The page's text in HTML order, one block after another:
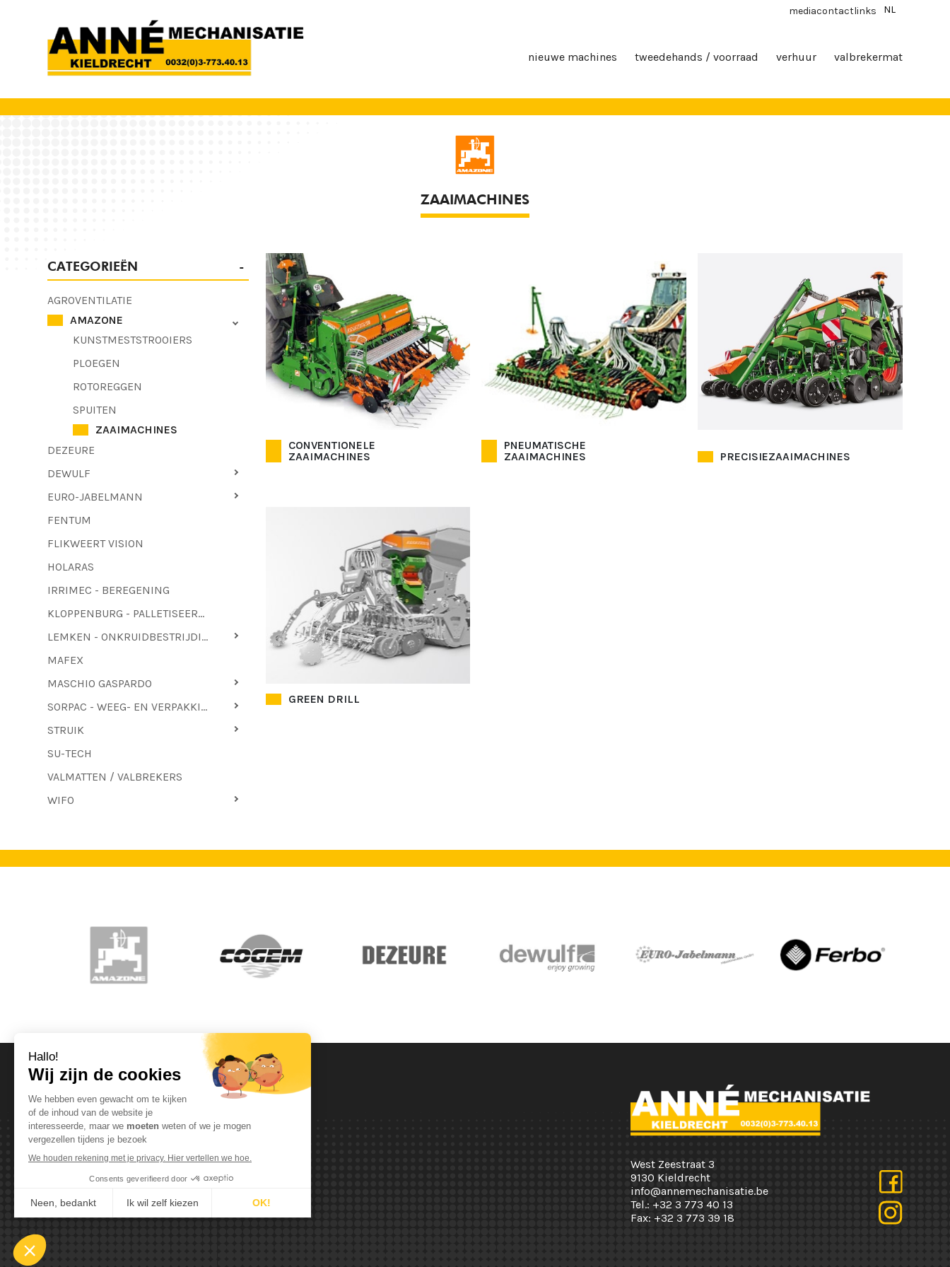
mediacontactlinks NL
nieuwe machines tweedehands / voorraad verhuur valbrekermat
ZAAIMACHINES
CATEGORIEËN
AGROVENTILATIE
AMAZONE
KUNSTMESTSTROOIERS
PLOEGEN
ROTOREGGEN
SPUITEN
ZAAIMACHINES
DEZEURE
DEWULF
EURO-JABELMANN
FENTUM
FLIKWEERT VISION
HOLARAS
IRRIMEC - BEREGENING
KLOPPENBURG - PALLETISEERMACHINES - LOOFTREKKERS
LEMKEN - ONKRUIDBESTRIJDING
MAFEX
MASCHIO GASPARDO
SORPAC - WEEG- EN VERPAKKINGSTECHNIEK
STRUIK
SU-TECH
VALMATTEN / VALBREKERS
WIFO
CONVENTIONELE
ZAAIMACHINES
PNEUMATISCHE
ZAAIMACHINES
PRECISIEZAAIMACHINES
GREEN DRILL
OPENINGSUREN
Maandag T.E.M. Vrijdag :
Van 08:00 tot 12:00 en van 13:00 tot 17:30
Zaterdag :
Gesloten
West Zeestraat 3
9130 Kieldrecht
info@annemechanisatie.be
Tel.: +32 3 773 40 13
Fax: +32 3 773 39 18